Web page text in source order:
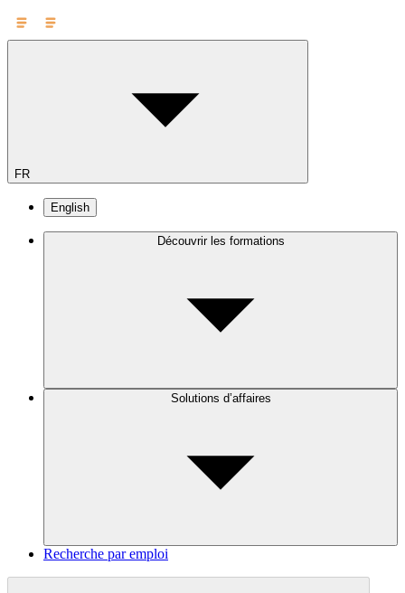
FR
English
Découvrir les formations
Solutions d’affaires
Recherche par emploi